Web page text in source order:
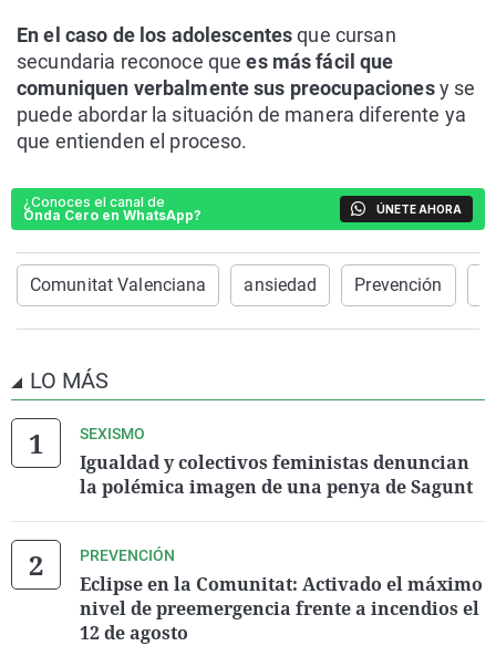
En el caso de los adolescentesque cursan
secundaria reconoce quees más fácil que
comuniquen verbalmente sus preocupacionesy se
puede abordar la situación de manera diferente ya
que entienden el proceso.
¿Conoces el canal de
Onda Cero en WhatsApp?
ÚNETE AHORA
Comunitat Valenciana ansiedad Prevención
LO MÁS
SEXISMO
Igualdad y colectivos feministas denuncian
la polémica imagen de una penya de Sagunt
PREVENCIÓN
Eclipse en la Comunitat: Activado el máximo
nivel de preemergencia frente a incendios el
12 de agosto